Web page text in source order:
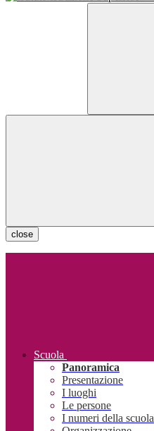
close
Scuola
Panoramica
Presentazione
I luoghi
Le persone
I numeri della scuola